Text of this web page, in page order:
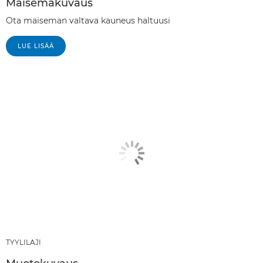
Maisemakuvaus
Ota maiseman valtava kauneus haltuusi
LUE LISÄÄ
TYYLILAJI